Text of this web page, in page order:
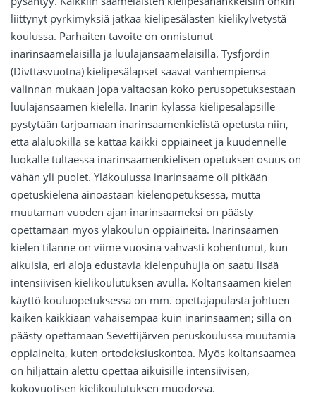
liittynyt pyrkimyksiä jatkaa kielipesälasten kielikylvetystä
koulussa. Parhaiten tavoite on onnistunut
inarinsaamelaisilla ja luulajansaamelaisilla. Tysfjordin
(Divttasvuotna) kielipesälapset saavat vanhempiensa
valinnan mukaan jopa valtaosan koko perusopetuksestaan
luulajansaamen kielellä. Inarin kylässä kielipesälapsille
pystytään tarjoamaan inarinsaamenkielistä opetusta niin,
että alaluokilla se kattaa kaikki oppiaineet ja kuudennelle
luokalle tultaessa inarinsaamenkielisen opetuksen osuus on
vähän yli puolet. Yläkoulussa inarinsaame oli pitkään
opetuskielenä ainoastaan kielenopetuksessa, mutta
muutaman vuoden ajan inarinsaameksi on päästy
opettamaan myös yläkoulun oppiaineita. Inarinsaamen
kielen tilanne on viime vuosina vahvasti kohentunut, kun
aikuisia, eri aloja edustavia kielenpuhujia on saatu lisää
intensiivisen kielikoulutuksen avulla. Koltansaamen kielen
käyttö kouluopetuksessa on mm. opettajapulasta johtuen
kaiken kaikkiaan vähäisempää kuin inarinsaamen; sillä on
päästy opettamaan Sevettijärven peruskoulussa muutamia
oppiaineita, kuten ortodoksiuskontoa. Myös koltansaamea
on hiljattain alettu opettaa aikuisille intensiivisen,
kokovuotisen kielikoulutuksen muodossa.